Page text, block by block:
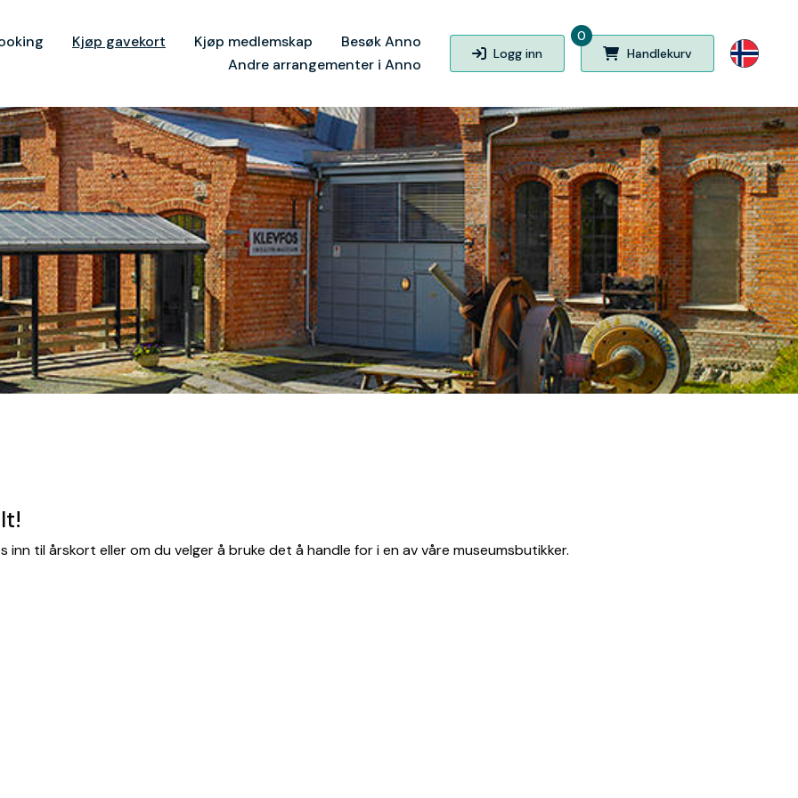
Kjøp gavekort Kjøp medlemskap
Besøk Anno
Andre arrangementer i Anno
Logg inn Handlekurv
0
til årskort eller om du velger å bruke det å handle for i en av våre museumsbutikker.